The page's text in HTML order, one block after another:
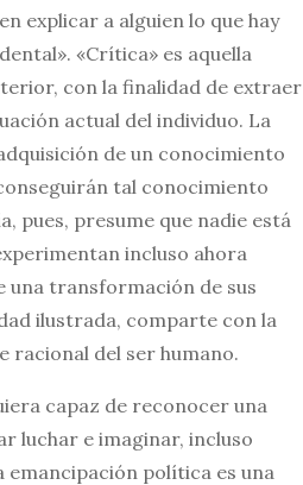
explicar a alguien lo que hay
«Crítica» es aquella
con la finalidad de extraer
actual del individuo. La
de un conocimiento
tal conocimiento
pues, presume que nadie está
incluso ahora
una transformación de sus
ilustrada, comparte con la
racional del ser humano.
capaz de reconocer una
luchar e imaginar, incluso
emancipación política es una